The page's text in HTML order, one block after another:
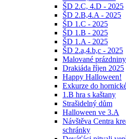
ŠD 2.C, 4.D - 2025
ŠD 2.B,4.A - 2025
ŠD 1.C - 2025
ŠD 1.B - 2025
ŠD 1.A - 2025
ŠD 2.a,4.b,c - 2025
Malované
Drakiáda říjen 2025
Happy Halloween!
Exkurze do
1.B hra s kaštany
Strašidelný dům
Halloween ve 3.A
Návštěva Centra
schránky